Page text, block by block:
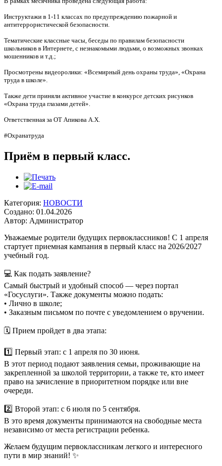
Инструктажи в 1-11 классах по предупреждению пожарной и
антитеррористической безопасности.
Тематические классные часы, беседы по правилам безопасности
школьников в Интернете, с незнакомыми людьми, о возможных звонках
мошенников и т.д.;
Просмотрены видеоролики: «Всемирный день охраны труда», «Охрана
труда в школе».
Также дети приняли активное участие в конкурсе детских рисунков
«Охрана труда глазами детей».
Ответственная за ОТ Апикова А.Х.
#Охранатруда
Приём в первый класс.
Категория: НОВОСТИ
Создано: 01.04.2026
Автор: Администратор
Уважаемые родители будущих первоклассников! С 1 апреля
стартует приемная кампания в первый класс на 2026/2027
учебный год.
💻 Как подать заявление?
Самый быстрый и удобный способ — через портал
«Госуслуги». Также документы можно подать:
• Лично в школе;
• Заказным письмом по почте с уведомлением о вручении.
🗓 Прием пройдет в два этапа:
1️⃣ Первый этап: с 1 апреля по 30 июня.
В этот период подают заявления семьи, проживающие на
закрепленной за школой территории, а также те, кто имеет
право на зачисление в приоритетном порядке или вне
очереди.
2️⃣ Второй этап: с 6 июля по 5 сентября.
В это время документы принимаются на свободные места
независимо от места регистрации ребенка.
Желаем будущим первоклассникам легкого и интересного
пути в мир знаний! ✨